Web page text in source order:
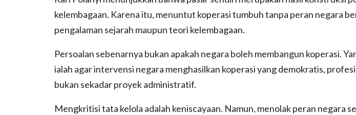
kelembagaan. Karena itu, menuntut koperasi tumbuh tanpa peran negara
pengalaman sejarah maupun teori kelembagaan.
Persoalan sebenarnya bukan apakah negara boleh membangun koperasi.
ialah agar intervensi negara menghasilkan koperasi yang demokratis,
bukan sekadar proyek administratif.
Mengkritisi tata kelola adalah keniscayaan. Namun, menolak peran negara